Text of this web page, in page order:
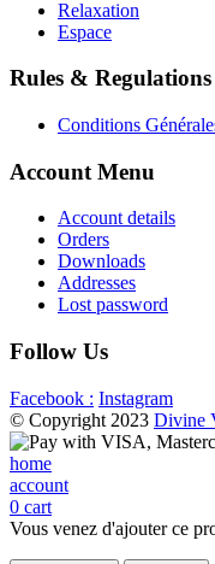
Relaxation
Espace
Rules & Regulations
Conditions
Account Menu
Account details
Orders
Downloads
Addresses
Lost password
Follow Us
Facebook : Instagram
© Copyright 2023 Divine
home
account
0 cart
Vous venez d'ajouter ce